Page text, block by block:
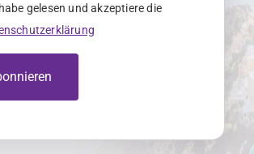
gelesen und akzeptiere die